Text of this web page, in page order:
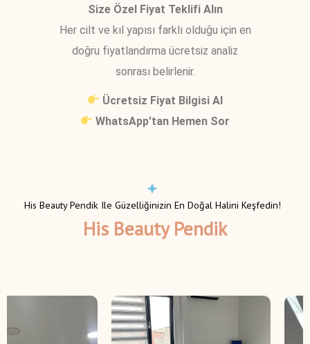
Size Özel Fiyat Teklifi Alın
Her cilt ve kıl yapısı farklı olduğu için en
doğru fiyatlandırma ücretsiz analiz
sonrası belirlenir.
Ücretsiz Fiyat Bilgisi Al
WhatsApp’tan Hemen Sor
His Beauty Pendik Ile Güzelliğinizin En Doğal Halini Keşfedin!
His Beauty Pendik